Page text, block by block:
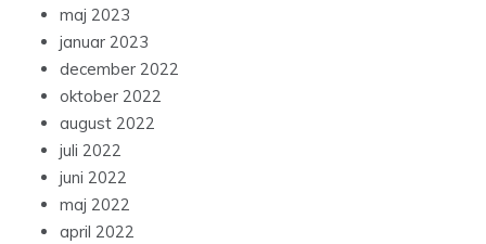
maj 2023
januar 2023
december 2022
oktober 2022
august 2022
juli 2022
juni 2022
maj 2022
april 2022